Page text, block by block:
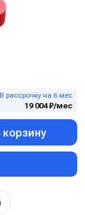
В рассрочку на 6 мес
19 004 ₽/мес
корзину